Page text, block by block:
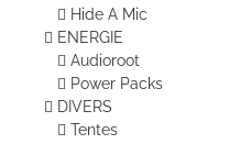
Hide A Mic
ENERGIE
Audioroot
Power Packs
DIVERS
Tentes